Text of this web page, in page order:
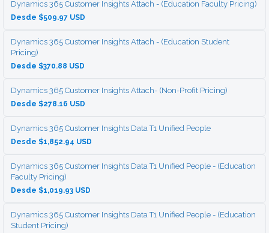
Dynamics 365 Customer Insights Attach - (Education Faculty Pricing)
Desde $509.97 USD
Dynamics 365 Customer Insights Attach - (Education Student
Pricing)
Desde $370.88 USD
Dynamics 365 Customer Insights Attach- (Non-Profit Pricing)
Desde $278.16 USD
Dynamics 365 Customer Insights Data T1 Unified People
Desde $1,852.94 USD
Dynamics 365 Customer Insights Data T1 Unified People - (Education
Faculty Pricing)
Desde $1,019.93 USD
Dynamics 365 Customer Insights Data T1 Unified People - (Education
Student Pricing)